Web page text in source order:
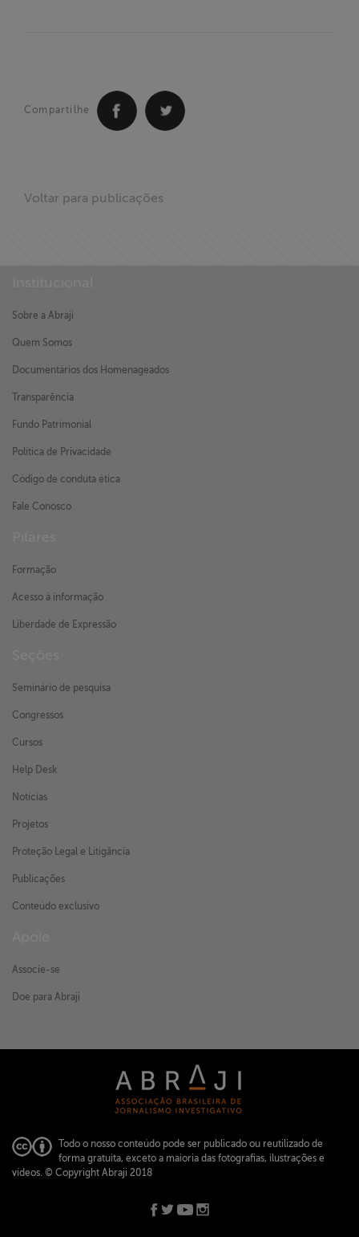
Compartilhe
Voltar para publicações
Sobre a Abraji
Quem Somos
Documentários dos Homenageados
Transparência
Fundo Patrimonial
Política de Privacidade
Código de conduta ética
Fale Conosco
Formação
Acesso à informação
Liberdade de Expressão
Seminário de pesquisa
Congressos
Cursos
Help Desk
Notícias
Projetos
Proteção Legal e Litigância
Publicações
Conteúdo exclusivo
Associe-se
Doe para Abraji
Todo o nosso conteúdo pode ser publicado ou reutilizado de
forma gratuita, exceto a maioria das fotografias, ilustrações e
vídeos. © Copyright Abraji 2018